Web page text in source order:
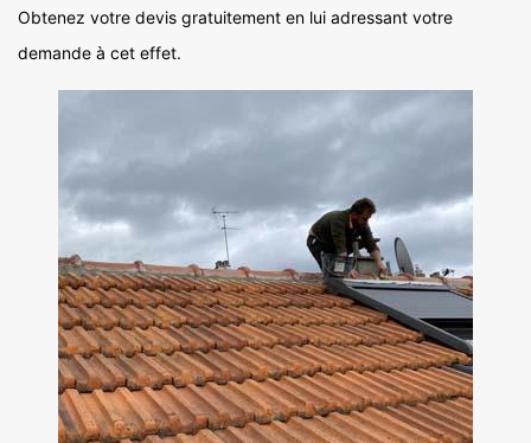
Obtenez votre devis gratuitement en lui adressant votre
demande à cet effet.